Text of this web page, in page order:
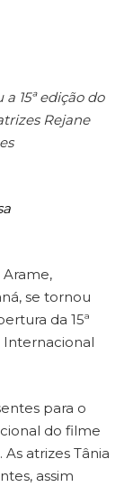
15ª edição do
Rejane
se tornou
da 15ª
Internacional
para o
do filme
atrizes Tânia
assim